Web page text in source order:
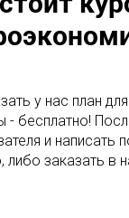
у нас план
бесплатно!
и написать
либо заказать в